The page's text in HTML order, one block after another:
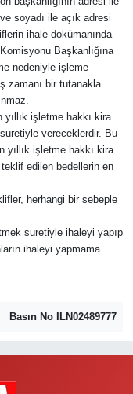
soyadı ile açık adresi
ihale dokümanında
Başkanlığına
nedeniyle işleme
zamanı bir tutanakla
işletme hakkı kira
vereceklerdir. Bu
yıllık işletme hakkı kira
edilen bedellerin en
herhangi bir sebeple
suretiyle ihaleyi yapıp
ihaleyi yapmama
Basın No ILN02489777